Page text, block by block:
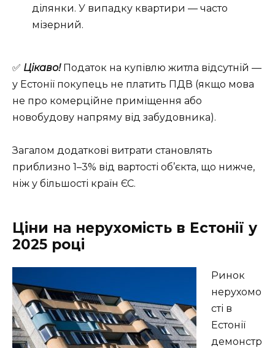
ділянки. У випадку квартири — часто
мізерний.
✅ Цікаво!Податок на купівлю житла відсутній —
у Естонії покупець не платить ПДВ (якщо мова
не про комерційне приміщення або
новобудову напряму від забудовника).
Загалом додаткові витрати становлять
приблизно 1–3% від вартості об’єкта, що нижче,
ніж у більшості країн ЄС.
Ціни на нерухомість в Естонії у
2025 році
Ринок
нерухомо
сті в
Естонії
демонстр